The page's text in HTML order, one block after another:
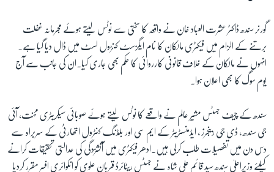
گورنر سندھ ڈاکٹر عشرت العباد خان نے واقعہ کا سختی سے نوٹس لیتے ہوئے مجرمانہ غفلت
برتنے کے الزام میں فیکٹری مالکان کا نام ایگزسٹ کنڑول لسٹ میں ڈال دیا گیا ہے۔
انہوں نے مالکان کے خلاف قانونی کارروائی کا حکم بھی جاری کیا۔ان کی جانب سے آج
یوم سوگ کا بھی اعلان ہوا۔
سندھ کے چیف جسٹس مشیر عالم نے واقعے کا نوٹس لیتے ہوئے صوبائی سیکریٹری محنت، آئی
جی سندھ ، ڈی جی رینجرز ، ایڈمنسٹریٹر کے ایم سی اور بلڈنگ کنٹرول اتھارٹی کے سربراہ سے
دس دن میں تفصیلات طلب کرلی ہیں۔ادھر فیکٹری میں آتشزدگی کی عدالتی تحقیقات کرانے
کیلئے وزیراعلیٰ سندھ سید قائم علی شاہ نے جسٹس ریٹائرڈ قربان علوی کو انکوائری افسر مقرر کردیا